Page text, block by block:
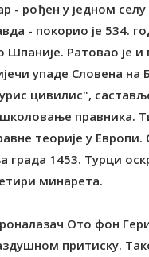
- рођен у једном
- покорио је 534.
Ратовао је и
упаде Словена
цивилис",
правника.
теорије у
града 1453. Турци
минарета.
Ото фон
притиску.